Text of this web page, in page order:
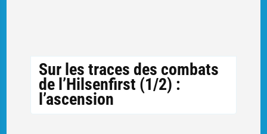
Sur les traces des combats
de l’Hilsenfirst (1/2) :
l’ascension